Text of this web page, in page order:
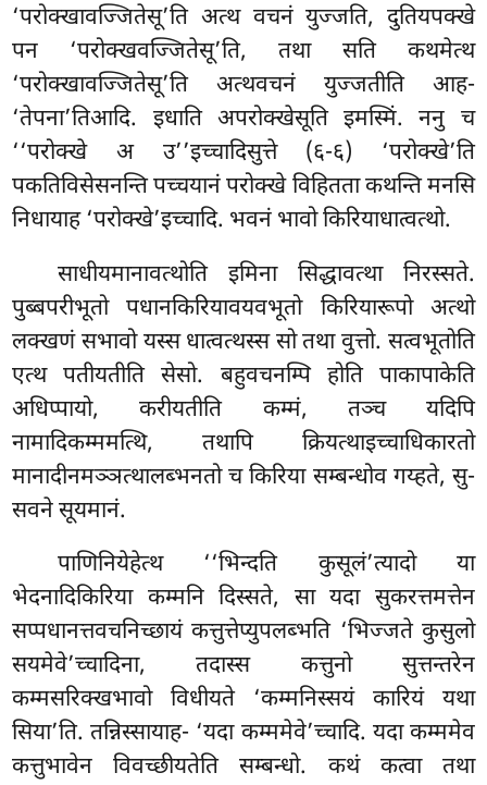
‘परोक्खावज्जितेसू’ति अत्थ वचनं युज्जति, दुतियपक्खे
पन ‘परोक्खवज्जितेसू’ति, तथा सति कथमेत्थ
‘परोक्खावज्जितेसू’ति अत्थवचनं युज्जतीति आह-
‘तेपना’तिआदि. इधाति अपरोक्खेसूति इमस्मिं. ननु च
‘‘परोक्खे अ उ’’इच्चादिसुत्ते (६-६) ‘परोक्खे’ति
पकतिविसेसनन्ति पच्चयानं परोक्खे विहितता कथन्ति मनसि
निधायाह ‘परोक्खे’इच्चादि. भवनं भावो किरियाधात्वत्थो.
साधीयमानावत्थोति इमिना सिद्धावत्था निरस्सते.
पुब्बपरीभूतो पधानकिरियावयवभूतो किरियारूपो अत्थो
लक्खणं सभावोयस्स धात्वत्थस्स सो तथा वुत्तो. सत्वभूतोति
एत्थ पतीयतीति सेसो. बहुवचनम्पि होति पाकापाकेति
अधिप्पायो, करीयतीति कम्मं, तञ्च यदिपि
नामादिकम्ममत्थि, तथापि क्रियत्थाइच्चाधिकारतो
मानादीनमञ्ञत्थालब्भनतो च किरिया सम्बन्धोव गय्हते, सु-
सवने सूयमानं.
पाणिनियेहेत्थ ‘‘भिन्दति कुसूलं’त्यादो या
भेदनादिकिरिया कम्मनि दिस्सते, सा यदा सुकरत्तमत्तेन
सप्पधानत्तवचनिच्छायं कत्तुत्तेप्युपलब्भति ‘भिज्जते कुसुलो
सयमेवे’च्चादिना, तदास्स कत्तुनो सुत्तन्तरेन
कम्मसरिक्खभावो विधीयते ‘कम्मनिस्सयं कारियं यथा
सिया’ति. तन्निस्सायाह- ‘यदा कम्ममेवे’च्चादि. यदा कम्ममेव
कत्तुभावेन विवच्छीयतेति सम्बन्धो. कथं कत्वा तथा